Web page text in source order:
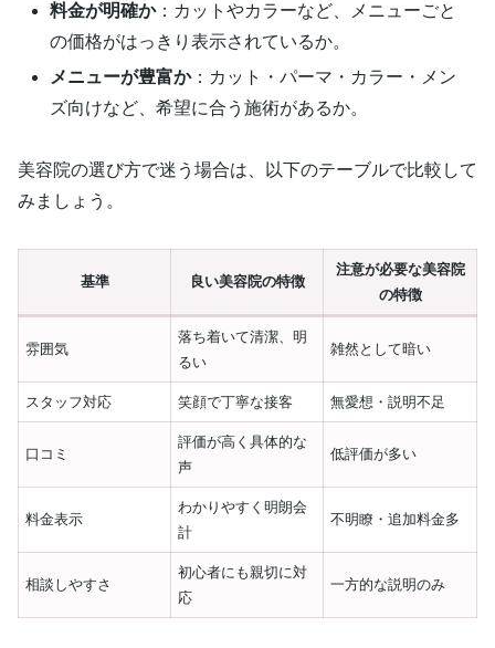
料金が明確か：カットやカラーなど、メニューごと
の価格がはっきり表示されているか。
メニューが豊富か：カット・パーマ・カラー・メン
ズ向けなど、希望に合う施術があるか。
美容院の選び方で迷う場合は、以下のテーブルで比較して
みましょう。
基準 良い美容院の特徴
注意が必要な美容院
の特徴
雰囲気
落ち着いて清潔、明
るい
雑然として暗い
スタッフ対応 笑顔で丁寧な接客 無愛想・説明不足
口コミ
評価が高く具体的な
声
低評価が多い
料金表示
わかりやすく明朗会
計
不明瞭・追加料金多
相談しやすさ
初心者にも親切に対
応
一方的な説明のみ